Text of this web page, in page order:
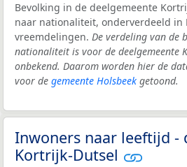
Bevolking in de deelgemeente
naar nationaliteit, onderverdeeld in
vreemdelingen. De verdeling van de
nationaliteit is voor de deelgemeente
onbekend. Daarom worden hier de
voor de gemeente Holsbeek getoond.
Inwoners naar leeftijd -
Kortrijk-Dutsel